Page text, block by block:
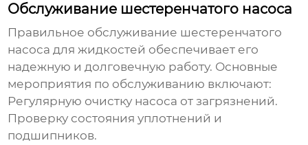
Обслуживание шестеренчатого насоса
Правильное обслуживание шестеренчатого
насоса для жидкостей обеспечивает его
надежную и долговечную работу. Основные
мероприятия по обслуживанию включают:
Регулярную очистку насоса от загрязнений.
Проверку состояния уплотнений и
подшипников.